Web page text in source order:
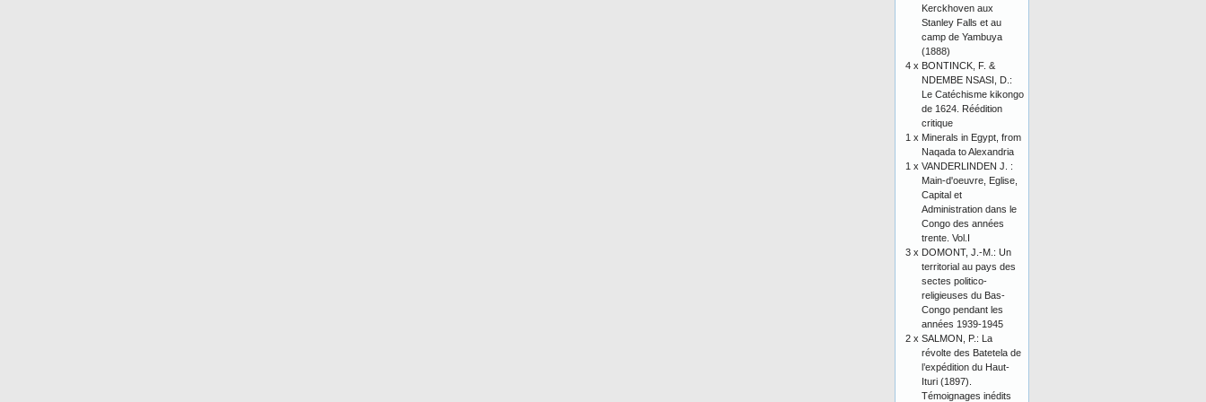
Kerckhoven aux
Stanley Falls et au
camp de Yambuya
(1888)
4 x BONTINCK, F. &
NDEMBE NSASI, D.:
Le Catéchisme kikongo
de 1624. Réédition
critique
1 x Minerals in Egypt, from
Naqada to Alexandria
1 x VANDERLINDEN J. :
Main-d'oeuvre, Eglise,
Capital et
Administration dans le
Congo des années
trente. Vol.I
3 x DOMONT, J.-M.: Un
territorial au pays des
sectes politico-
religieuses du Bas-
Congo pendant les
années 1939-1945
2 x SALMON, P.: La
révolte des Batetela de
l’expédition du Haut-
Ituri (1897).
Témoignages inédits